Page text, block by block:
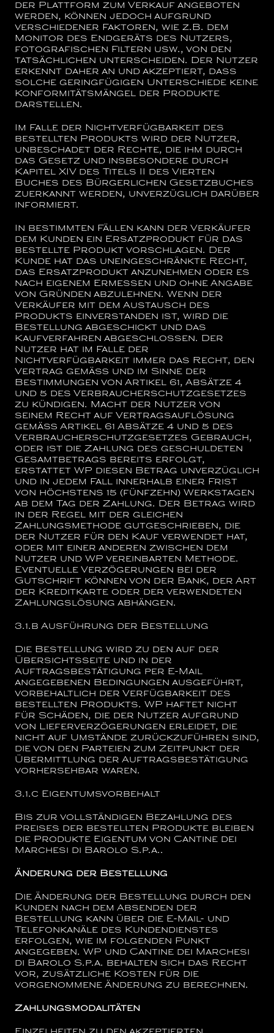
der Plattform zum Verkauf angeboten
werden, können jedoch aufgrund
verschiedener Faktoren, wie z.B. dem
Monitor des Endgeräts des Nutzers,
fotografischen Filtern usw., von den
tatsächlichen unterscheiden. Der Nutzer
erkennt daher an und akzeptiert, dass
solche geringfügigen Unterschiede keine
Konformitätsmängel der Produkte
darstellen.
Im Falle der Nichtverfügbarkeit des
bestellten Produkts wird der Nutzer,
unbeschadet der Rechte, die ihm durch
das Gesetz und insbesondere durch
Kapitel XIV des Titels II des Vierten
Buches des Bürgerlichen Gesetzbuches
zuerkannt werden, unverzüglich darüber
informiert.
In bestimmten Fällen kann der Verkäufer
dem Kunden ein Ersatzprodukt für das
bestellte Produkt vorschlagen. Der
Kunde hat das uneingeschränkte Recht,
das Ersatzprodukt anzunehmen oder es
nach eigenem Ermessen und ohne Angabe
von Gründen abzulehnen. Wenn der
Verkäufer mit dem Austausch des
Produkts einverstanden ist, wird die
Bestellung abgeschickt und das
Kaufverfahren abgeschlossen. Der
Nutzer hat im Falle der
Nichtverfügbarkeit immer das Recht, den
Vertrag gemäß und im Sinne der
Bestimmungen von Artikel 61, Absätze 4
und 5 des Verbraucherschutzgesetzes
zu kündigen. Macht der Nutzer von
seinem Recht auf Vertragsauflösung
gemäß Artikel 61 Absätze 4 und 5 des
Verbraucherschutzgesetzes Gebrauch,
oder ist die Zahlung des geschuldeten
Gesamtbetrags bereits erfolgt,
erstattet WP diesen Betrag unverzüglich
und in jedem Fall innerhalb einer Frist
von höchstens 15 (fünfzehn) Werkstagen
ab dem Tag der Zahlung. Der Betrag wird
in der Regel mit der gleichen
Zahlungsmethode gutgeschrieben, die
der Nutzer für den Kauf verwendet hat,
oder mit einer anderen zwischen dem
Nutzer und WP vereinbarten Methode.
Eventuelle Verzögerungen bei der
Gutschrift können von der Bank, der Art
der Kreditkarte oder der verwendeten
Zahlungslösung abhängen.
3.1.b Ausführung der Bestellung
Die Bestellung wird zu den auf der
Übersichtsseite und in der
Auftragsbestätigung per E-Mail
angegebenen Bedingungen ausgeführt,
vorbehaltlich der Verfügbarkeit des
bestellten Produkts. WP haftet nicht
für Schäden, die der Nutzer aufgrund
von Lieferverzögerungen erleidet, die
nicht auf Umstände zurückzuführen sind,
die von den Parteien zum Zeitpunkt der
Übermittlung der Auftragsbestätigung
vorhersehbar waren.
3.1.c Eigentumsvorbehalt
Bis zur vollständigen Bezahlung des
Preises der bestellten Produkte bleiben
die Produkte Eigentum von Cantine dei
Marchesi di Barolo S.p.a..
Änderung der Bestellung
Die Änderung der Bestellung durch den
Kunden nach dem Absenden der
Bestellung kann über die E-Mail- und
Telefonkanäle des Kundendienstes
erfolgen, wie im folgenden Punkt
angegeben. WP und Cantine dei Marchesi
di Barolo S.p.a. behalten sich das Recht
vor, zusätzliche Kosten für die
vorgenommene Änderung zu berechnen.
Zahlungsmodalitäten